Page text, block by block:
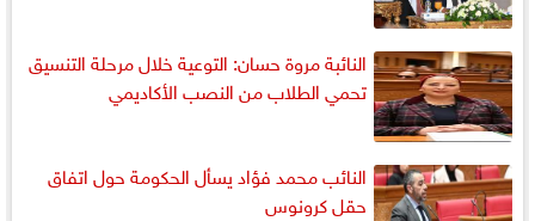
النائبة مروة حسان: التوعية خلال مرحلة التنسيق
تحمي الطلاب من النصب الأكاديمي
النائب محمد فؤاد يسأل الحكومة حول اتفاق
حقل كرونوس